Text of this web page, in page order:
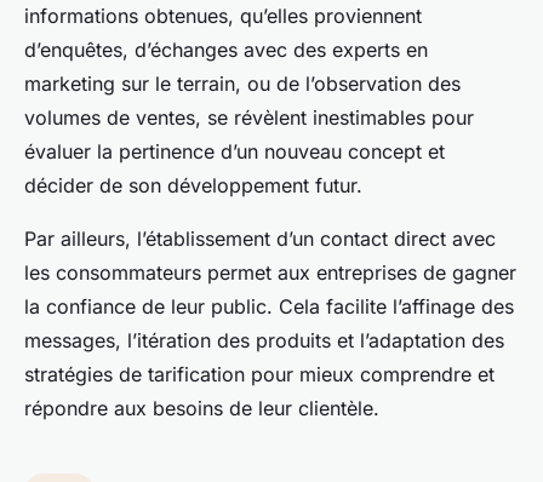
informations obtenues, qu’elles proviennent
d’enquêtes, d’échanges avec des experts en
marketing sur le terrain, ou de l’observation des
volumes de ventes, se révèlent inestimables pour
évaluer la pertinence d’un nouveau concept et
décider de son développement futur.
Par ailleurs, l’établissement d’un contact direct avec
les consommateurs permet aux entreprises de gagner
la confiance de leur public. Cela facilite l’affinage des
messages, l’itération des produits et l’adaptation des
stratégies de tarification pour mieux comprendre et
répondre aux besoins de leur clientèle.